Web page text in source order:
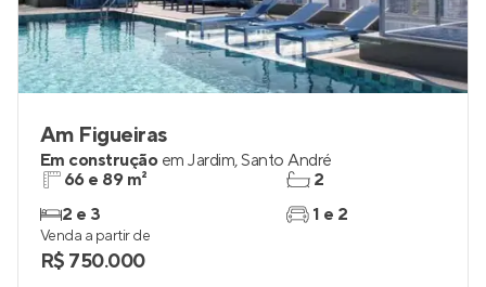
Am Figueiras
Em construção em Jardim,Santo André
66 e 89 m²
2 e 3
2
1 e 2
Venda a partir de
R$ 750.000